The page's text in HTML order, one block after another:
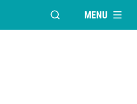
VENSTER OPENEN
MENU